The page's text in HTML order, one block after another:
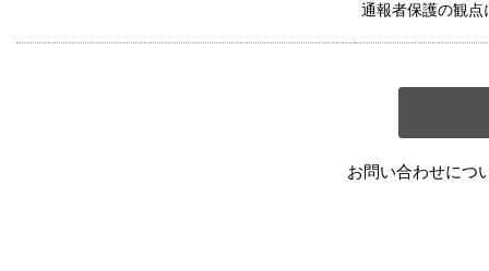
通報者保護の観点
お問い合わせにつ